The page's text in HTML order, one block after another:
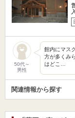
50代～
男性
館内にマス
方が多くみ
はどこ…
関連情報から探す